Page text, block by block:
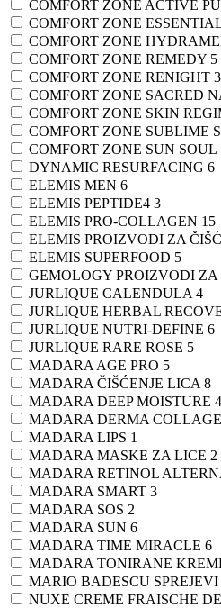
COMFORT ZONE ACTIVE
COMFORT ZONE
COMFORT ZONE
COMFORT ZONE REMEDY 5
COMFORT ZONE RENIGHT 3
COMFORT ZONE SACRED
COMFORT ZONE SKIN
COMFORT ZONE SUBLIME
COMFORT ZONE SUN SOUL
DYNAMIC RESURFACING 6
ELEMIS MEN 6
ELEMIS PEPTIDE4 3
ELEMIS PRO-COLLAGEN 15
ELEMIS PROIZVODI ZA
ELEMIS SUPERFOOD 5
GEMOLOGY PROIZVODI ZA
JURLIQUE CALENDULA 4
JURLIQUE HERBAL
JURLIQUE NUTRI-DEFINE 6
JURLIQUE RARE ROSE 5
MADARA AGE PRO 5
MADARA ČIŠĆENJE LICA 8
MADARA DEEP MOISTURE 4
MADARA DERMA
MADARA LIPS 1
MADARA MASKE ZA LICE 2
MADARA RETINOL
MADARA SMART 3
MADARA SOS 2
MADARA SUN 6
MADARA TIME MIRACLE 6
MADARA TONIRANE
MARIO BADESCU
NUXE CREME FRAISCHE